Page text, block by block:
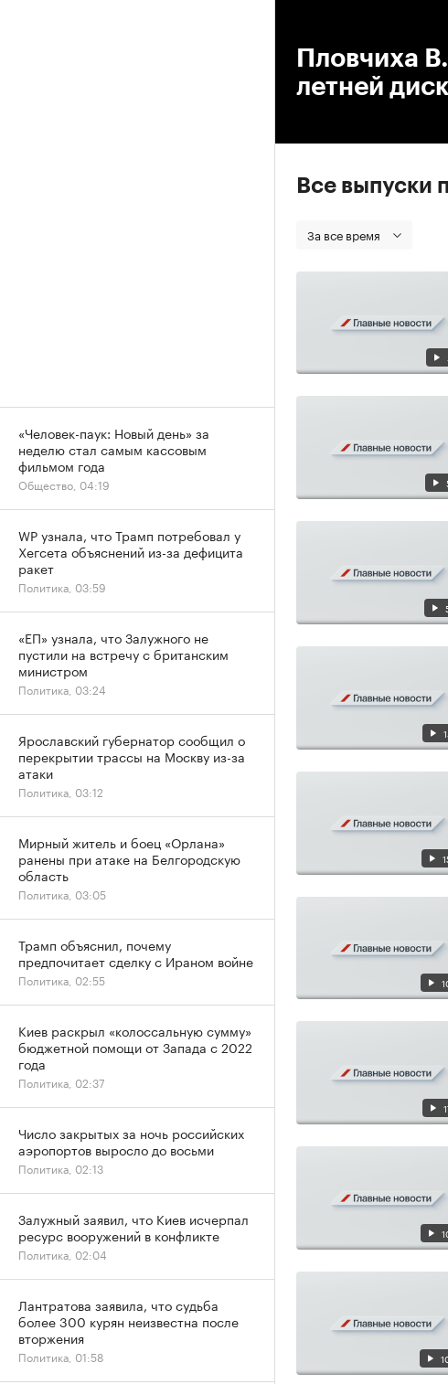
Пловчиха
летней
Все выпуски
За все время
«Человек-паук: Новый день» за
неделю стал самым кассовым
фильмом года
Общество, 04:19
WP узнала, что Трамп потребовал у
Хегсета объяснений из-за дефицита
ракет
Политика, 03:59
«ЕП» узнала, что Залужного не
пустили на встречу с британским
министром
Политика, 03:24
Ярославский губернатор сообщил о
перекрытии трассы на Москву из-за
атаки
Политика, 03:12
Мирный житель и боец «Орлана»
ранены при атаке на Белгородскую
область
Политика, 03:05
Трамп объяснил, почему
предпочитает сделку с Ираном войне
Политика, 02:55
Киев раскрыл «колоссальную сумму»
бюджетной помощи от Запада с 2022
года
Политика, 02:37
Число закрытых за ночь российских
аэропортов выросло до восьми
Политика, 02:13
Залужный заявил, что Киев исчерпал
ресурс вооружений в конфликте
Политика, 02:04
Лантратова заявила, что судьба
более 300 курян неизвестна после
вторжения
Политика, 01:58